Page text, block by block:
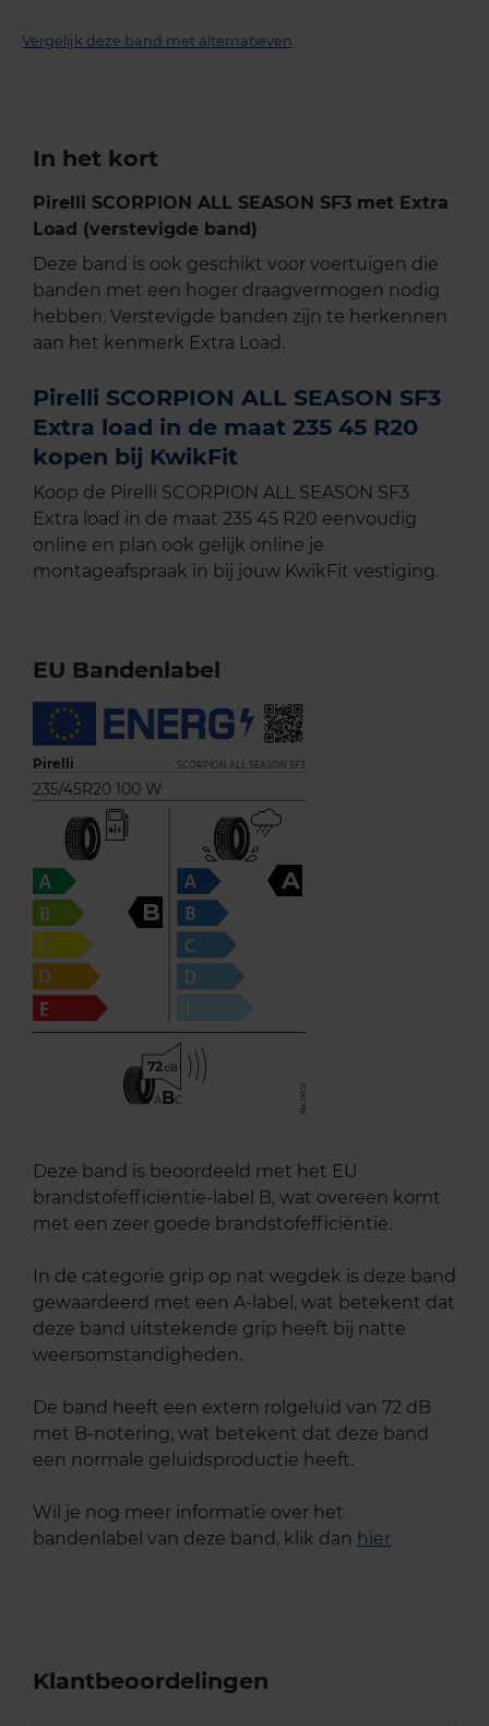
Vergelijk deze band met alternatieven
In het kort
Pirelli SCORPION ALL SEASON SF3 met Extra
Load (verstevigde band)
Deze band is ook geschikt voor voertuigen die
banden met een hoger draagvermogen nodig
hebben. Verstevigde banden zijn te herkennen
aan het kenmerk Extra Load.
Pirelli SCORPION ALL SEASON SF3
Extra load in de maat 235 45 R20
kopen bij KwikFit
Koop de Pirelli SCORPION ALL SEASON SF3
Extra load in de maat 235 45 R20 eenvoudig
online en plan ook gelijk online je
montageafspraak in bij jouw KwikFit vestiging.
EU Bandenlabel
Pirelli SCORPION ALL SEASON SF3
235/45R20 100 W
B
A
72
ABC
Deze band is beoordeeld met het EU
brandstofefficiëntie-label B, wat overeen komt
met een zeer goede brandstofefficiëntie.
In de categorie grip op nat wegdek is deze band
gewaardeerd met een A-label, wat betekent dat
deze band uitstekende grip heeft bij natte
weersomstandigheden.
De band heeft een extern rolgeluid van 72 dB
met B-notering, wat betekent dat deze band
een normale geluidsproductie heeft.
Wil je nog meer informatie over het
bandenlabel van deze band, klik dan hier
Klantbeoordelingen